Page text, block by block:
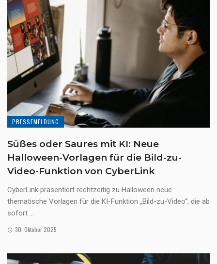
PRESSEMELDUNG
Süßes oder Saures mit KI: Neue
Halloween-Vorlagen für die Bild-zu-
Video-Funktion von CyberLink
CyberLink präsentiert rechtzeitig zu Halloween neue
thematische Vorlagen für die KI-Funktion „Bild-zu-Video“, die ab
sofort ...
30. Oktober 2025